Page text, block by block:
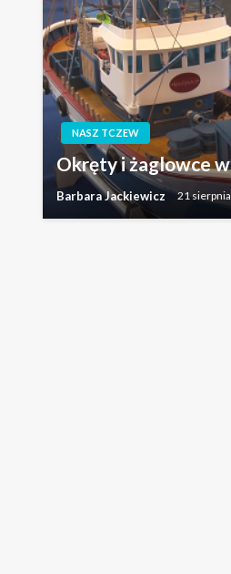
NASZ TCZEW
Okręty i żaglowce
Barbara Jackiewicz 21